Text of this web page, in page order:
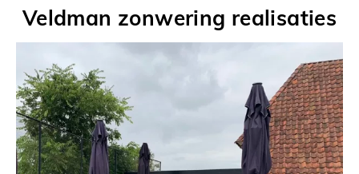
Veldman zonwering realisaties